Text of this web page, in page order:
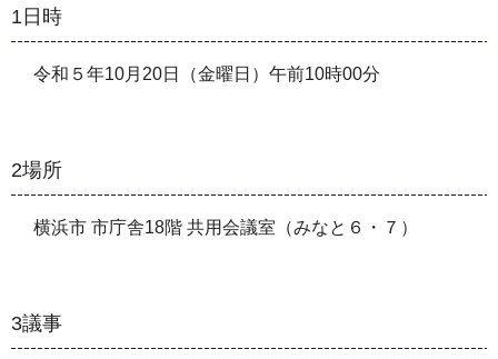
1日時
令和５年10月20日（金曜日）午前10時00分
2場所
横浜市 市庁舎18階 共用会議室（みなと６・７）
3議事